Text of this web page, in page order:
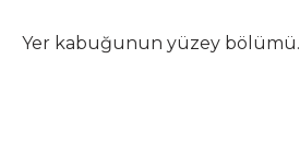
Yer kabuğunun yüzey bölümü.